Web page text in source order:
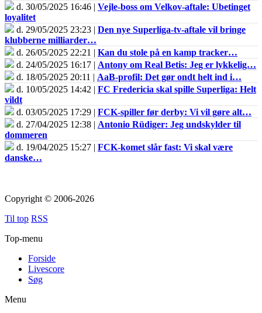
d. 30/05/2025 16:46 | Vejle-boss om Velkov-aftale: Ubetinget
loyalitet
d. 29/05/2025 23:23 | Den nye Superliga-tv-aftale vil bringe
klubberne milliarder…
d. 26/05/2025 22:21 | Kan du stole på en kamp tracker…
d. 24/05/2025 16:17 | Antony om Real Betis: Jeg er lykkelig…
d. 18/05/2025 20:11 | AaB-profil: Det gør ondt helt ind i…
d. 10/05/2025 14:42 | FC Fredericia skal spille Superliga: Helt
vildt
d. 03/05/2025 17:29 | FCK-spiller før derby: Vi vil gøre alt…
d. 27/04/2025 12:38 | Antonio Rüdiger: Jeg undskylder til
dommeren
d. 19/04/2025 15:27 | FCK-komet slår fast: Vi skal være
danske…
Copyright © 2006-2026
Til top RSS
Top-menu
Forside
Livescore
Søg
Menu